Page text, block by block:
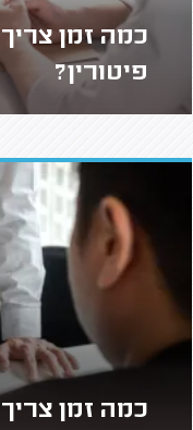
כמה זמן
פיטורין?
כמה זמן